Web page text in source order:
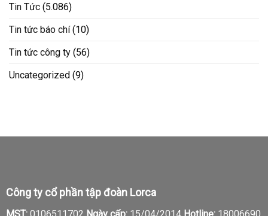
Tin Tức (5.086)
Tin tức báo chí(10)
Tin tức công ty (56)
Uncategorized (9)
Công ty cổ phần tập đoàn Lorca